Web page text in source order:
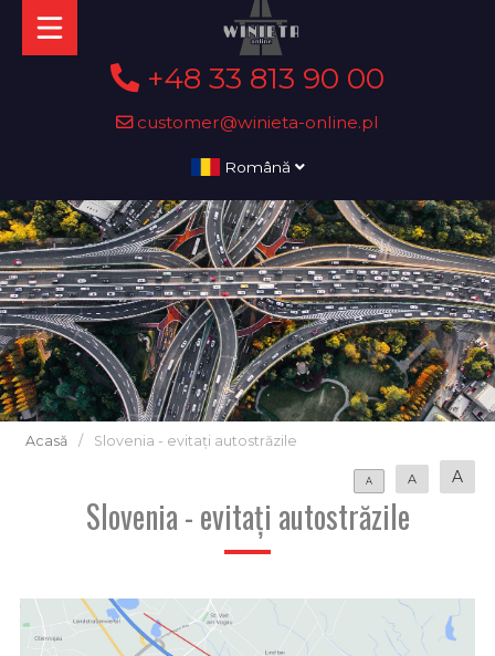
+48 33 813 90 00
customer@winieta-online.pl
Română
Acasă / Slovenia - evitați autostrăzile
A A A
Slovenia - evitați autostrăzile